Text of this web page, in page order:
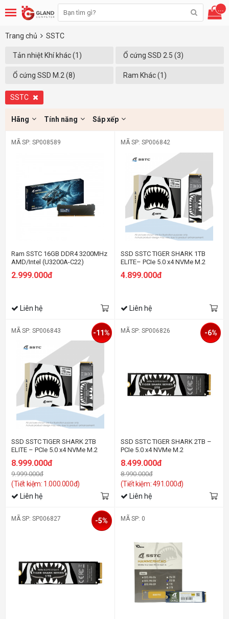
...
Trang chủ SSTC
Tản nhiệt Khí khác (1) Ổ cứng SSD 2.5 (3)
Ổ cứng SSD M.2 (8) Ram Khác (1)
SSTC
Hãng Tính năng Sắp xếp
MÃ SP: SP008589
Ram SSTC 16GB DDR4 3200MHz
AMD/Intel (U3200A-C22)
2.999.000đ
Liên hệ
MÃ SP: SP006842
SSD SSTC TIGER SHARK 1TB
ELITE– PCIe 5.0 x4 NVMe M.2
4.899.000đ
Liên hệ
MÃ SP: SP006843
SSD SSTC TIGER SHARK 2TB
ELITE – PCIe 5.0 x4 NVMe M.2
8.999.000đ
9.999.000đ
(Tiết kiệm: 1.000.000đ)
-11%
Liên hệ
MÃ SP: SP006826
SSD SSTC TIGER SHARK 2TB –
PCIe 5.0 x4 NVMe M.2
8.499.000đ
8.990.000đ
(Tiết kiệm: 491.000đ)
-6%
Liên hệ
MÃ SP: SP006827 -5% MÃ SP: 0